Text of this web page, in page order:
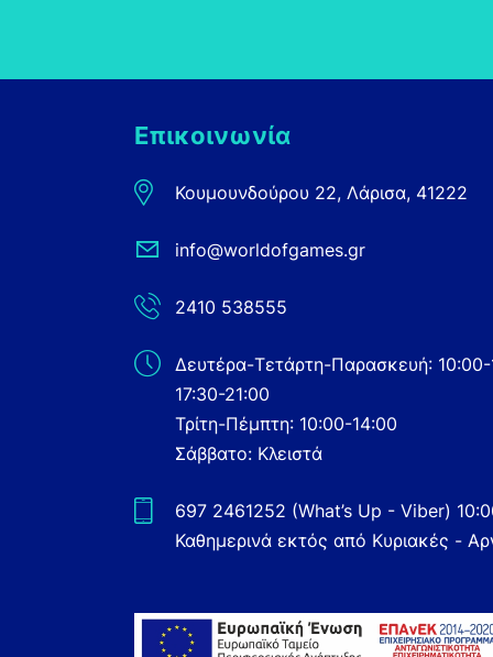
Επικοινωνία
Κουμουνδούρου 22, Λάρισα, 41222
info@worldofgames.gr
2410 538555
Δευτέρα-Τετάρτη-Παρασκευή:
17:30-21:00
Τρίτη-Πέμπτη: 10:00-14:00
Σάββατο: Κλειστά
697 2461252 (What’s Up - Viber)
Καθημερινά εκτός από Κυριακές -